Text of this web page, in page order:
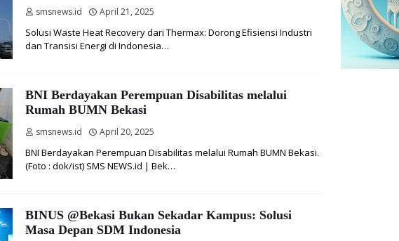
smsnews.id April 21, 2025
Solusi Waste Heat Recovery dari Thermax: Dorong Efisiensi Industri
dan Transisi Energi di Indonesia…
BNI Berdayakan Perempuan Disabilitas melalui
Rumah BUMN Bekasi
smsnews.id April 20, 2025
BNI Berdayakan Perempuan Disabilitas melalui Rumah BUMN Bekasi.
(Foto : dok/ist) SMS NEWS.id | Bek…
BINUS @Bekasi Bukan Sekadar Kampus: Solusi
Masa Depan SDM Indonesia